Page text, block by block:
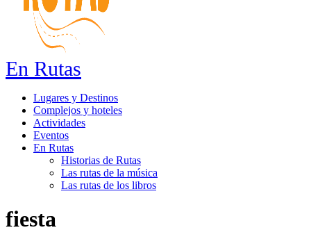
En Rutas
Lugares y Destinos
Complejos y hoteles
Actividades
Eventos
En Rutas
Historias de Rutas
Las rutas de la música
Las rutas de los libros
fiesta